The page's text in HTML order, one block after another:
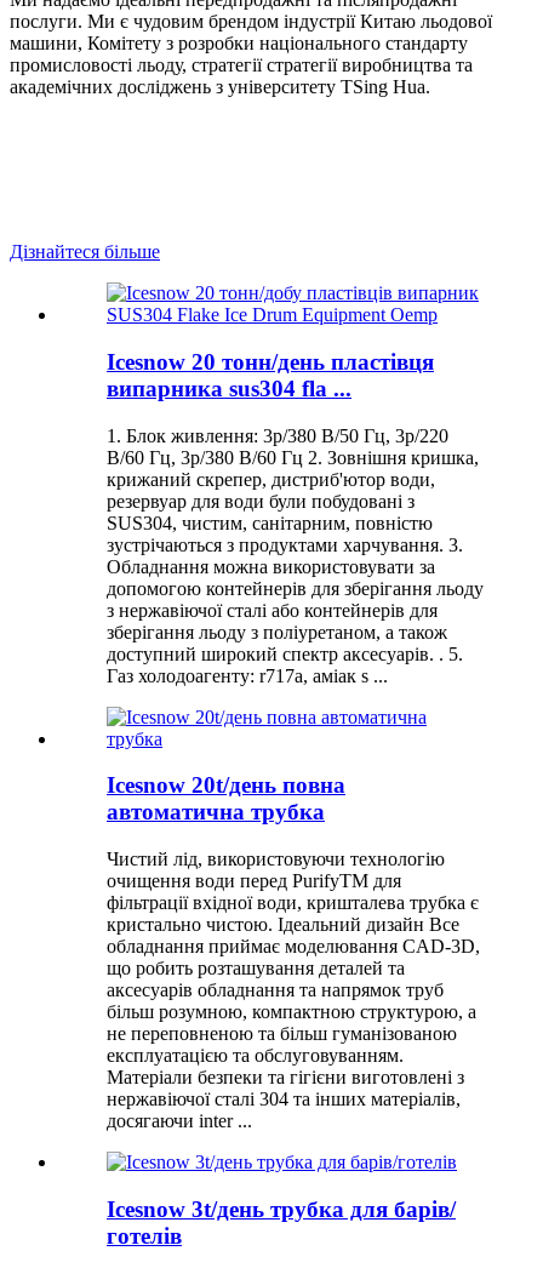
послуги. Ми є чудовим брендом індустрії Китаю льодової
машини, Комітету з розробки національного стандарту
промисловості льоду, стратегії стратегії виробництва та
академічних досліджень з університету TSing Hua.
Дізнайтеся більше
Icesnow 20 тонн/день пластівця
випарника sus304 fla ...
1. Блок живлення: 3p/380 В/50 Гц, 3p/220
В/60 Гц, 3p/380 В/60 Гц 2. Зовнішня кришка,
крижаний скрепер, дистриб'ютор води,
резервуар для води були побудовані з
SUS304, чистим, санітарним, повністю
зустрічаються з продуктами харчування. 3.
Обладнання можна використовувати за
допомогою контейнерів для зберігання льоду
з нержавіючої сталі або контейнерів для
зберігання льоду з поліуретаном, а також
доступний широкий спектр аксесуарів. . 5.
Газ холодоагенту: r717a, аміак s ...
Icesnow 20t/день повна
автоматична трубка
Чистий лід, використовуючи технологію
очищення води перед PurifyTM для
фільтрації вхідної води, кришталева трубка є
кристально чистою. Ідеальний дизайн Все
обладнання приймає моделювання CAD-3D,
що робить розташування деталей та
аксесуарів обладнання та напрямок труб
більш розумною, компактною структурою, а
не переповненою та більш гуманізованою
експлуатацією та обслуговуванням.
Матеріали безпеки та гігієни виготовлені з
нержавіючої сталі 304 та інших матеріалів,
досягаючи inter ...
Icesnow 3t/день трубка для барів/
готелів